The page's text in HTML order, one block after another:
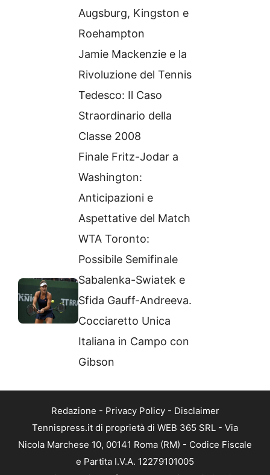
Augsburg, Kingston e
Roehampton
Jamie Mackenzie e la
Rivoluzione del Tennis
Tedesco: Il Caso
Straordinario della
Classe 2008
Finale Fritz-Jodar a
Washington:
Anticipazioni e
Aspettative del Match
WTA Toronto:
Possibile Semifinale
Sabalenka-Swiatek e
Sfida Gauff-Andreeva.
Cocciaretto Unica
Italiana in Campo con
Gibson
Redazione - Privacy Policy- Disclaimer
Tennispress.it di proprietà di WEB 365 SRL - Via
Nicola Marchese 10, 00141 Roma (RM) - Codice Fiscale
e Partita I.V.A. 12279101005